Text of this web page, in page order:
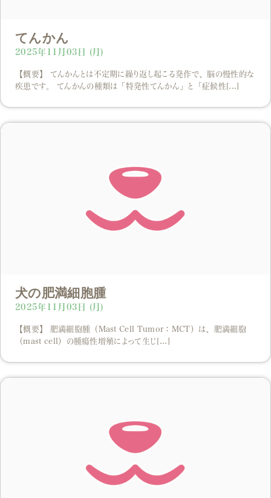
てんかん
2025年11月03日 (月)
【概要】 てんかんとは不定期に繰り返し起こる発作で、脳の慢性的な
疾患です。 てんかんの種類は「特発性てんかん」と「症候性[...]
犬の肥満細胞腫
2025年11月03日 (月)
【概要】 肥満細胞腫（Mast Cell Tumor：MCT）は、肥満細胞
（mast cell）の腫瘍性増殖によって生じ[...]